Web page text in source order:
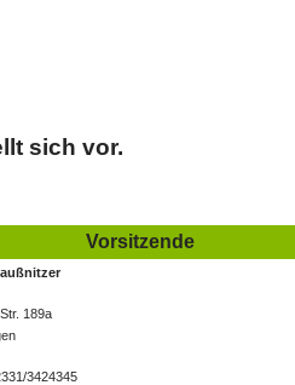
sich vor.
Vorsitzende
189a
3424345